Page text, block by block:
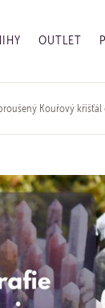
OUTLET
Kouřový